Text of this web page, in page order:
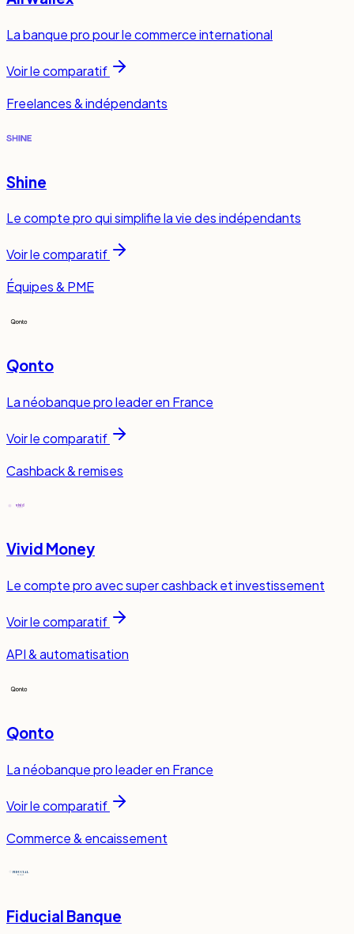
La banque pro pour le commerce international
Voir le comparatif
Freelances & indépendants
Shine
Le compte pro qui simplifie la vie des indépendants
Voir le comparatif
Équipes & PME
Qonto
La néobanque pro leader en France
Voir le comparatif
Cashback & remises
Vivid Money
Le compte pro avec super cashback et investissement
Voir le comparatif
API & automatisation
Qonto
La néobanque pro leader en France
Voir le comparatif
Commerce & encaissement
Fiducial Banque